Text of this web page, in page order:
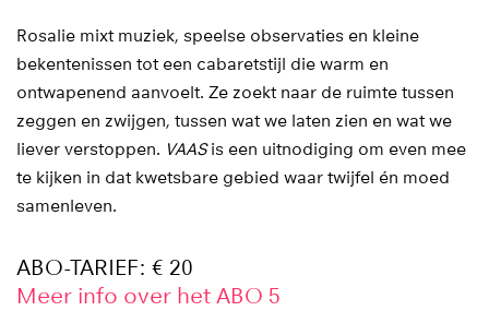
Rosalie mixt muziek, speelse observaties en kleine
bekentenissen tot een cabaretstijl die warm en
ontwapenend aanvoelt. Ze zoekt naar de ruimte tussen
zeggen en zwijgen, tussen wat we laten zien en wat we
liever verstoppen. VAASis een uitnodiging om even mee
te kijken in dat kwetsbare gebied waar twijfel én moed
samenleven.
ABO-TARIEF: € 20
Meer info over het ABO 5